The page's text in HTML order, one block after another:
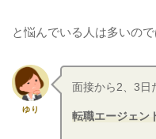
と悩んでいる人は多いの
ゆり
面接から2、3日
転職エージェン